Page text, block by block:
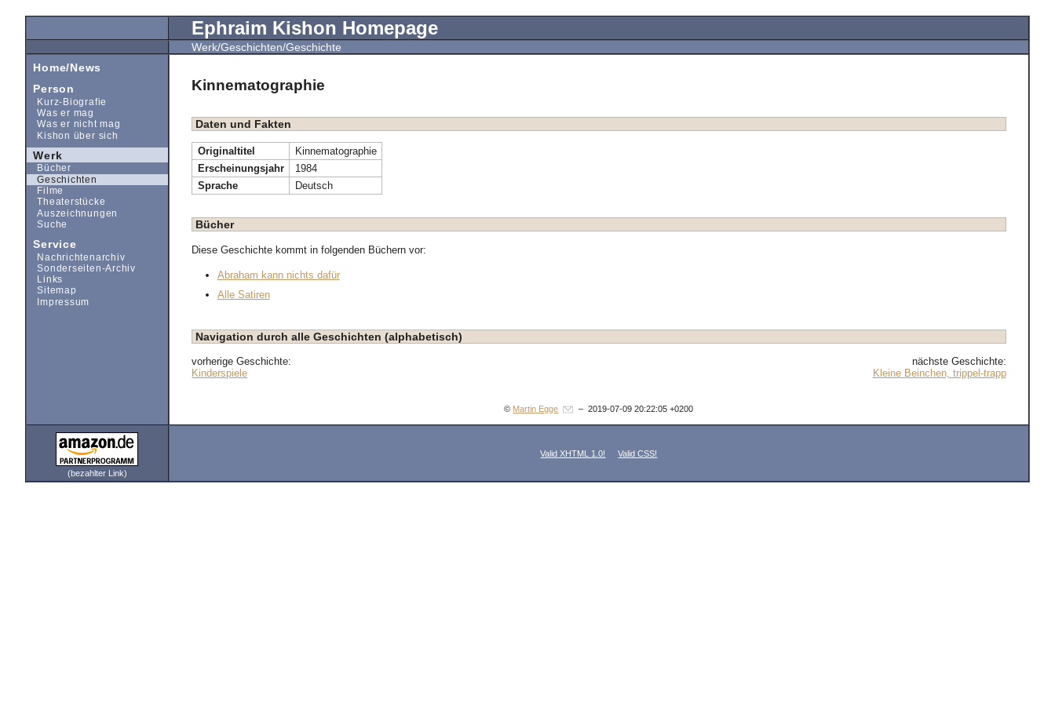
Ephraim Kishon Homepage
Werk/Geschichten/Geschichte
Kinnematographie
Daten und Fakten
Originaltitel
Kinnematographie
Erscheinungsjahr
1984
Sprache
Deutsch
Bücher
Diese Geschichte kommt in folgenden Büchern vor:
Abraham kann nichts dafür
Alle Satiren
Navigation durch alle Geschichten (alphabetisch)
vorherige Geschichte:
Kinderspiele
nächste Geschichte:
Kleine Beinchen, trippel-trapp
© Martin Egge – 2019-07-09 20:22:05 +0200
(bezahlter Link)
Valid XHTML 1.0! Valid CSS!
Home/News
Person
Kurz-Biografie
Was er mag
Was er nicht mag
Kishon über sich
Werk
Bücher
Geschichten
Filme
Theaterstücke
Auszeichnungen
Suche
Service
Nachrichtenarchiv
Sonderseiten-Archiv
Links
Sitemap
Impressum